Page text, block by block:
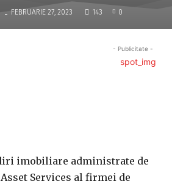
- FEBRUARIE 27, 2023 143 0
- Publicitate -
imobiliare administrate de
Services al firmei de